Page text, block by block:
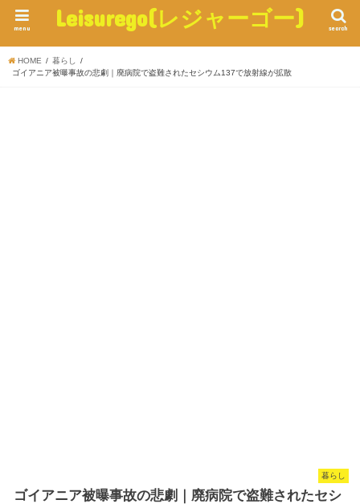
Leisurego(レジャーゴー) search
menu
HOME
暮らし
ゴイアニア被曝事故の悲劇｜廃病院で盗難されたセシウム137で放射線が拡散
暮らし
ゴイアニア被曝事故の悲劇｜廃病院で盗難されたセシ